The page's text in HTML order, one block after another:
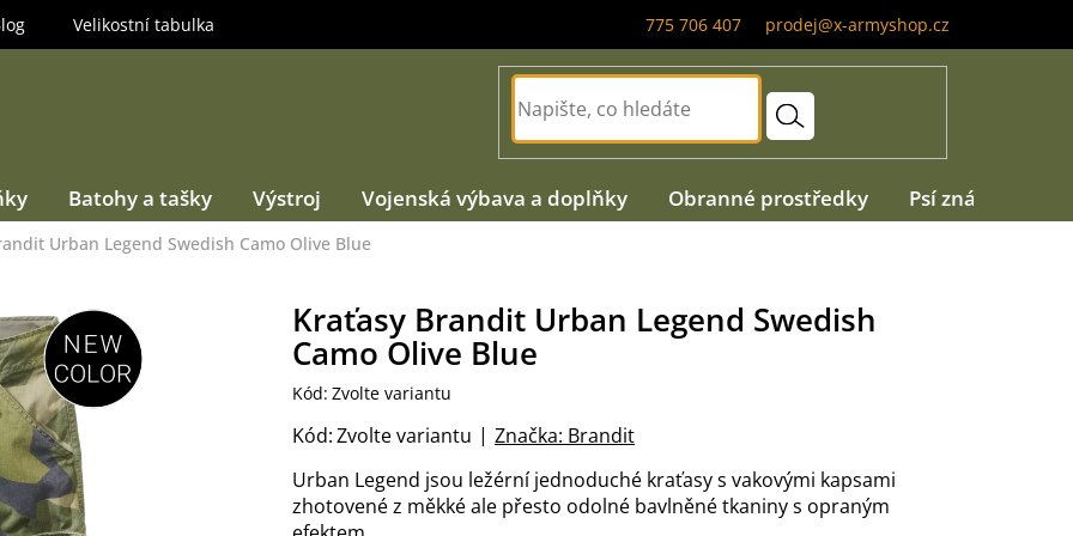
775 706 407 prodej@x-armyshop.cz
Velikostní tabulka
Batohy a tašky Výstroj Vojenská výbava a doplňky Obranné prostředky Psí známky
Urban Legend Swedish Camo Olive Blue
Urban Legend jsou ležérní jednoduché kraťasy s vakovými kapsami
zhotovené z měkké ale přesto odolné bavlněné tkaniny s opraným
Kraťasy Brandit Urban Legend Swedish
Camo Olive Blue
Kód: Zvolte variantu
Značka: Brandit
Kód:Zvolte variantu